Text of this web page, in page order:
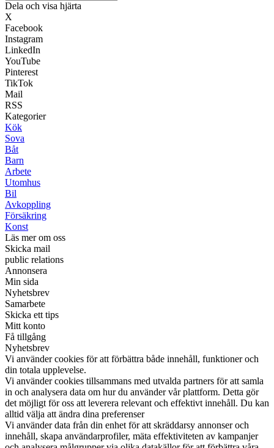
Dela och visa hjärta
X
Facebook
Instagram
LinkedIn
YouTube
Pinterest
TikTok
Mail
RSS
Kategorier
Kök
Sova
Båt
Barn
Arbete
Utomhus
Bil
Avkoppling
Försäkring
Konst
Läs mer om oss
Skicka mail
public relations
Annonsera
Min sida
Nyhetsbrev
Samarbete
Skicka ett tips
Mitt konto
Få tillgång
Nyhetsbrev
Vi använder cookies för att förbättra både innehåll, funktioner och
din totala upplevelse.
Vi använder cookies tillsammans med utvalda partners för att samla
in och analysera data om hur du använder vår plattform. Detta gör
det möjligt för oss att leverera relevant och effektivt innehåll. Du kan
alltid välja att ändra dina preferenser
Vi använder data från din enhet för att skräddarsy annonser och
innehåll, skapa användarprofiler, mäta effektiviteten av kampanjer